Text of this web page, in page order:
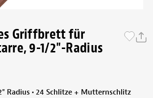
Griffbrett für
9-1/2"-Radius
Radius • 24 Schlitze + Mutternschlitz